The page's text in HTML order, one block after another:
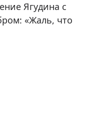
Ягудина с
«Жаль, что